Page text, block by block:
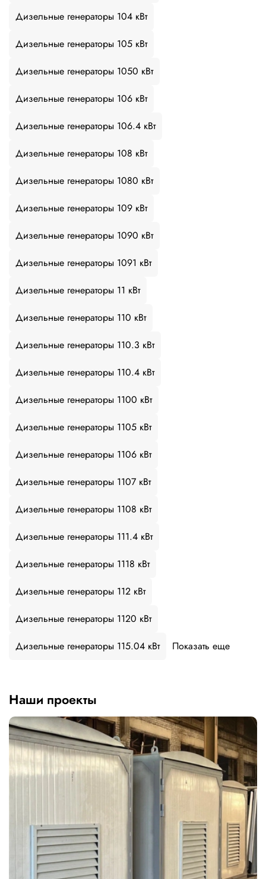
Дизельные генераторы 104 кВт
Дизельные генераторы 105 кВт
Дизельные генераторы 1050 кВт
Дизельные генераторы 106 кВт
Дизельные генераторы 106.4 кВт
Дизельные генераторы 108 кВт
Дизельные генераторы 1080 кВт
Дизельные генераторы 109 кВт
Дизельные генераторы 1090 кВт
Дизельные генераторы 1091 кВт
Дизельные генераторы 11 кВт
Дизельные генераторы 110 кВт
Дизельные генераторы 110.3 кВт
Дизельные генераторы 110.4 кВт
Дизельные генераторы 1100 кВт
Дизельные генераторы 1105 кВт
Дизельные генераторы 1106 кВт
Дизельные генераторы 1107 кВт
Дизельные генераторы 1108 кВт
Дизельные генераторы 111.4 кВт
Дизельные генераторы 1118 кВт
Дизельные генераторы 112 кВт
Дизельные генераторы 1120 кВт
Дизельные генераторы 115.04 кВт
Показать еще
Наши проекты